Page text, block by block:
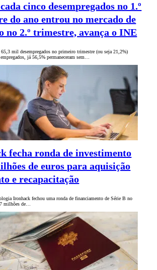
cinco desempregados no 1.º
do ano entrou no mercado de
no 2.º trimestre, avança o INE
mil desempregados no primeiro trimestre (ou seja 21,2%)
empregados, já 56,5% permaneceram sem…
fecha ronda de investimento
de euros para aquisição
e recapacitação
Ironhack fechou uma ronda de financiamento de Série B no
milhões de…